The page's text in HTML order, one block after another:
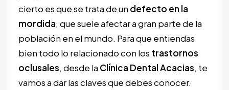
cierto es que se trata de un defecto en la
mordida, que suele afectar a gran parte de la
población en el mundo. Para que entiendas
bien todo lo relacionado con los trastornos
oclusales, desde la Clínica Dental Acacias, te
vamos a dar las claves que debes conocer.